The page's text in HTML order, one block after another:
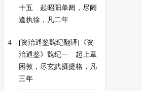
十五 起昭阳单阏，尽阏
逢执徐，凡二年
4
[资治通鉴魏纪翻译]《资
治通鉴》魏纪一 起上章
困敦，尽玄黓摄提格，凡
三年